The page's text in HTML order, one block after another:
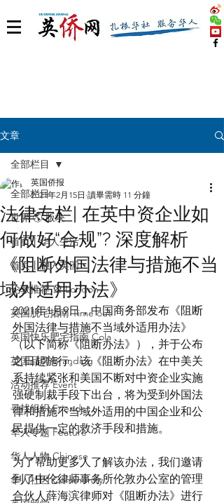
文章
全部栏目
世界 🌎 版块
首页丨华人生活
首页丨融入英国
伦敦推荐 🎡 London
英国脱宅指南 Time out
英国快乐肥宅指南 Cola
英国品牌 Branding
活动推荐 Event
寻找组织 Friends
华人专题 Feature
华人人物 Chinese
华人社区 Community
全部栏目
法律专栏| 在英中资企业如
何做好“合规”? 深度解析
《阻断外国法律与措施不当
域外适用办法》
英国侨报
2021年2月15日 讀畢需時 11 分鐘
2021年1月9日，中国商务部发布《阻断
外国法律与措施不当域外适用办法》
（以下简称《阻断办法》），并于公布
之日起施行。该《阻断办法》在中美关
系持续紧张和美国不断对中资企业实施
强硬制裁手段下出台，将为受到外国法
律和措施不当域外适用的中国企业和公
民提供一定的救济手段和措施。
为了帮助更多人了解该办法，我们邀请
到了中伦律师事务所伦敦办公室的管理
合伙人薛海滨律师对《阻断办法》进行